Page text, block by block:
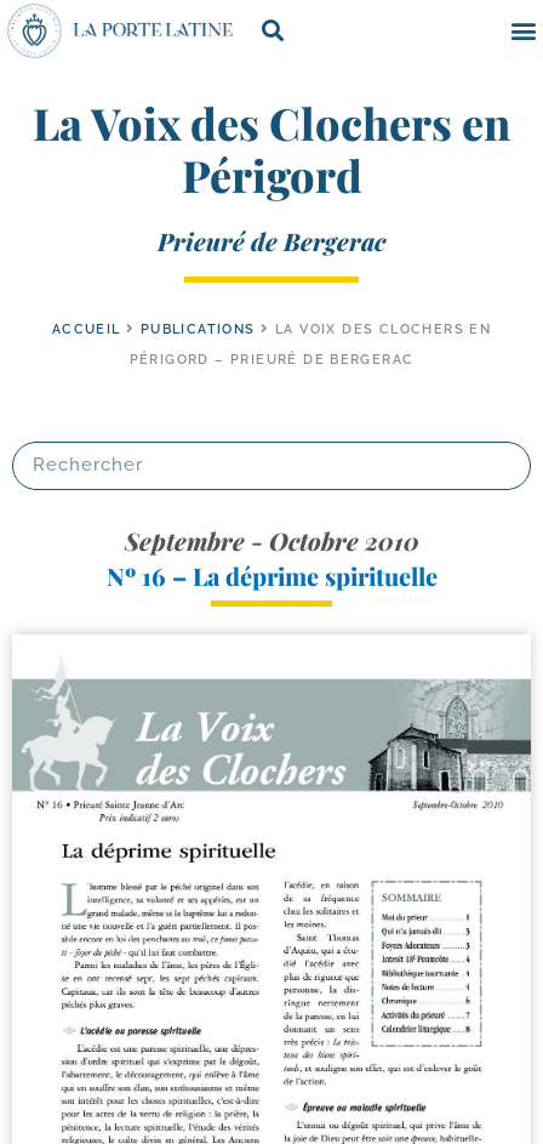
La Voix des Clochers en
Périgord
Prieuré de Bergerac
ACCUEIL PUBLICATIONS
LA VOIX DES CLOCHERS EN
PÉRIGORD – PRIEURÉ DE BERGERAC
Septembre - Octobre 2010
Nº 16 – La déprime spirituelle